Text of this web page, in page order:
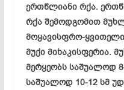
ერთწლიანი რქა.
რქა შემოდგომით
მოყავისფრო-
მუქი მიხაკისფერია.
მერყეობს საშუალოდ
საშუალოდ 10-12 სმ